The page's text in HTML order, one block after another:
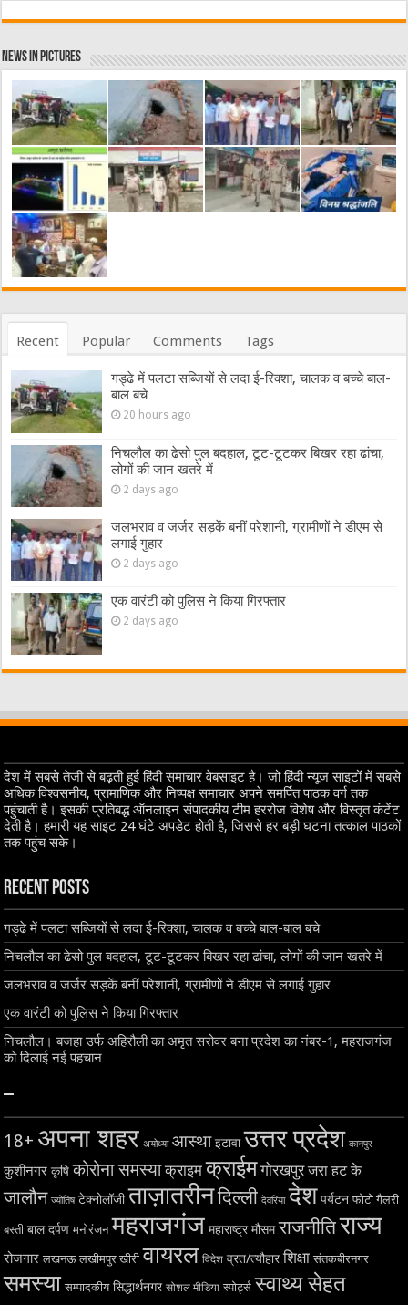
News in Pictures
Recent Popular Comments Tags
गड्ढे में पलटा सब्जियों से लदा ई-रिक्शा, चालक व बच्चे बाल-
बाल बचे
20 hours ago
निचलौल का ढेसो पुल बदहाल, टूट-टूटकर बिखर रहा ढांचा,
लोगों की जान खतरे में
2 days ago
जलभराव व जर्जर सड़कें बनीं परेशानी, ग्रामीणों ने डीएम से
लगाई गुहार
2 days ago
एक वारंटी को पुलिस ने किया गिरफ्तार
2 days ago
देश में सबसे तेजी से बढ़ती हुई हिंदी समाचार वेबसाइट है। जो हिंदी न्यूज साइटों में सबसे
अधिक विश्वसनीय, प्रामाणिक और निष्पक्ष समाचार अपने समर्पित पाठक वर्ग तक
पहुंचाती है। इसकी प्रतिबद्ध ऑनलाइन संपादकीय टीम हररोज विशेष और विस्तृत कंटेंट
देती है। हमारी यह साइट 24 घंटे अपडेट होती है, जिससे हर बड़ी घटना तत्काल पाठकों
तक पहुंच सके।
Recent Posts
गड्ढे में पलटा सब्जियों से लदा ई-रिक्शा, चालक व बच्चे बाल-बाल बचे
निचलौल का ढेसो पुल बदहाल, टूट-टूटकर बिखर रहा ढांचा, लोगों की जान खतरे में
जलभराव व जर्जर सड़कें बनीं परेशानी, ग्रामीणों ने डीएम से लगाई गुहार
एक वारंटी को पुलिस ने किया गिरफ्तार
निचलौल। बजहा उर्फ अहिरौली का अमृत सरोवर बना प्रदेश का नंबर-1, महराजगंज
को दिलाई नई पहचान
–
18+ अपना शहर अयोध्या आस्था इटावा उत्तर प्रदेश कानपुर
कुशीनगर कृषि कोरोना समस्या क्राइम क्राईम गोरखपुर जरा हट के
जालौन ज्योतिष टेक्नोलॉजी ताज़ातरीनदिल्ली देवरिया देश पर्यटन फोटो गैलरी
बस्ती बाल दर्पण मनोरंजन महराजगंज महाराष्ट्र मौसम राजनीतिराज्य
रोजगार लखनऊ लखीमपुर खीरी वायरल विदेश व्रत/त्यौहार शिक्षा संतकबीरनगर
समस्या सम्पादकीय सिद्धार्थनगर सोशल मीडिया स्पोर्ट्स स्वाथ्य सेहत